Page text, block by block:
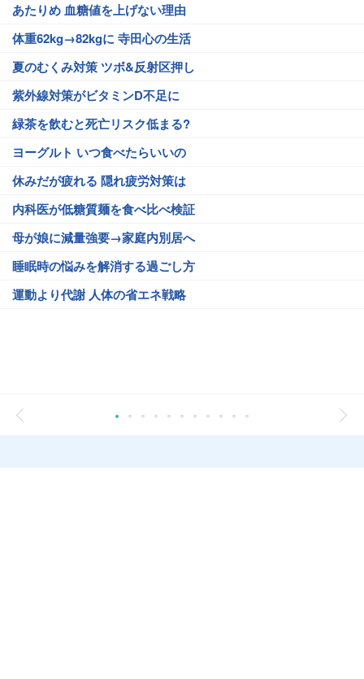
あたりめ 血糖値を上げない理由
体重62kg→82kgに 寺田心の生活
夏のむくみ対策 ツボ&反射区押し
紫外線対策がビタミンD不足に
緑茶を飲むと死亡リスク低まる?
ヨーグルト いつ食べたらいいの
休みだが疲れる 隠れ疲労対策は
内科医が低糖質麺を食べ比べ検証
母が娘に減量強要→家庭内別居へ
睡眠時の悩みを解消する過ごし方
運動より代謝 人体の省エネ戦略